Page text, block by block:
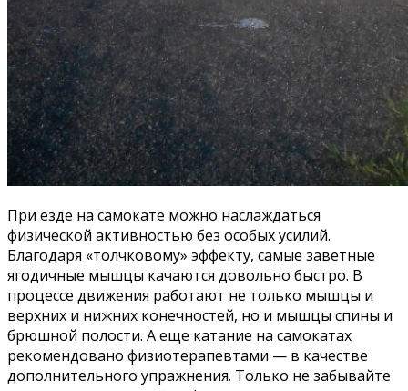
При езде на самокате можно наслаждаться
физической активностью без особых усилий.
Благодаря «толчковому» эффекту, самые заветные
ягодичные мышцы качаются довольно быстро. В
процессе движения работают не только мышцы и
верхних и нижних конечностей, но и мышцы спины и
брюшной полости. А еще катание на самокатах
рекомендовано физиотерапевтами — в качестве
дополнительного упражнения. Только не забывайте